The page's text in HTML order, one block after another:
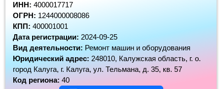
ИНН: 4000017717
ОГРН: 1244000008086
КПП: 400001001
Дата регистрации: 2024-09-25
Вид деятельности: Ремонт машин и оборудования
Юридический адрес: 248010, Калужская область, г. о.
город Калуга, г. Калуга, ул. Тельмана, д. 35, кв. 57
Код региона: 40